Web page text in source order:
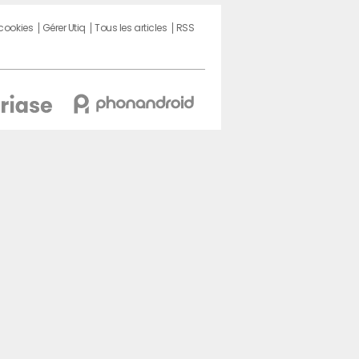
Gérer Utiq Tous les articles RSS